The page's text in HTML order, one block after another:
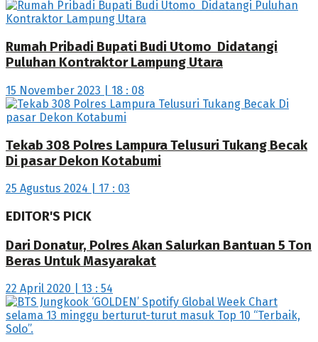
Rumah Pribadi Bupati Budi Utomo Didatangi
Puluhan Kontraktor Lampung Utara
15 November 2023 | 18 : 08
Tekab 308 Polres Lampura Telusuri Tukang Becak
Di pasar Dekon Kotabumi
25 Agustus 2024 | 17 : 03
EDITOR'S PICK
Dari Donatur, Polres Akan Salurkan Bantuan 5 Ton
Beras Untuk Masyarakat
22 April 2020 | 13 : 54